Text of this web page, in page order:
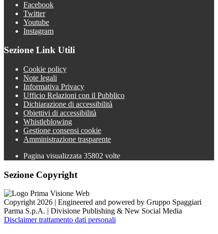
Facebook
Twitter
Youtube
Instagram
Sezione Link Utili
Cookie policy
Note legali
Informativa Privacy
Ufficio Relazioni con il Pubblico
Dichiarazione di accessibilità
Obiettivi di accessibilità
Whistleblowing
Gestione consensi cookie
Amministrazione trasparente
Pagina visualizzata 35802 volte
Sezione Copyright
Copyright 2026 | Engineered and powered by Gruppo Spaggiari
Parma S.p.A. | Divisione Publishing & New Social Media
Disclaimer trattamento dati personali